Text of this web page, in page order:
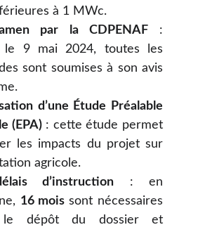
à 1 MWc.
par la CDPENAF:
le 9 mai 2024, toutes les
sont soumises à son avis
d’une Étude Préalable
(EPA): cette étude permet
les impacts du projet sur
agricole.
d’instruction : en
16 mois sont nécessaires
le dépôt du dossier et